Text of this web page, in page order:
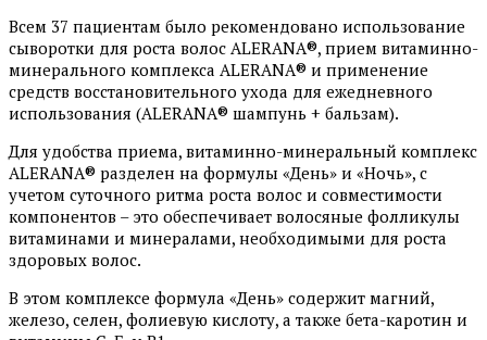
Всем 37 пациентам было рекомендовано использование
сыворотки для роста волос ALERANA®, прием витаминно-
минерального комплекса ALERANA® и применение
средств восстановительного ухода для ежедневного
использования (ALERANA® шампунь + бальзам).
Для удобства приема, витаминно-минеральный комплекс
ALERANA® разделен на формулы «День» и «Ночь», с
учетом суточного ритма роста волос и совместимости
компонентов – это обеспечивает волосяные фолликулы
витаминами и минералами, необходимыми для роста
здоровых волос.
В этом комплексе формула «День» содержит магний,
железо, селен, фолиевую кислоту, а также бета-каротин и